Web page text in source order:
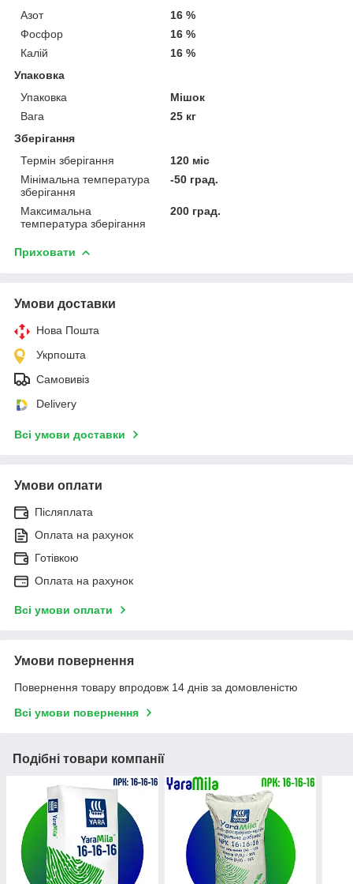
Азот
16 %
Фосфор
16 %
Калій
16 %
Упаковка
Упаковка
Мішок
Вага
25 кг
Зберігання
Термін зберігання
120 міс
Мінімальна температура
зберігання
-50 град.
Максимальна
температура зберігання
200 град.
Приховати
Умови доставки
Нова Пошта
Укрпошта
Самовивіз
Delivery
Всі умови доставки
Умови оплати
Післяплата
Оплата на рахунок
Готівкою
Оплата на рахунок
Всі умови оплати
Умови повернення
Повернення товару впродовж 14 днів за домовленістю
Всі умови повернення
Подібні товари компанії